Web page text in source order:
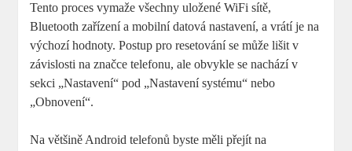
Tento proces vymaže všechny uložené WiFi sítě,
Bluetooth zařízení a mobilní datová nastavení, a vrátí je na
výchozí hodnoty. Postup pro resetování se může lišit v
závislosti na značce telefonu, ale obvykle se nachází v
sekci „Nastavení“ pod „Nastavení systému“ nebo
„Obnovení“.
Na většině Android telefonů byste měli přejít na